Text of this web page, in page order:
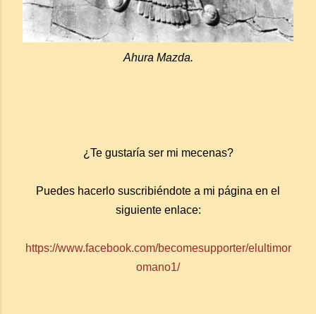
Ahura Mazda.
¿Te gustaría ser mi mecenas?
Puedes hacerlo suscribiéndote a mi página en el
siguiente enlace:
https://www.facebook.com/becomesupporter/elultimor
omano1/